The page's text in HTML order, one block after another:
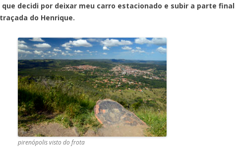
que decidi por deixar meu carro estacionado e subir a parte final
do Henrique.
pirenópolis visto do frota